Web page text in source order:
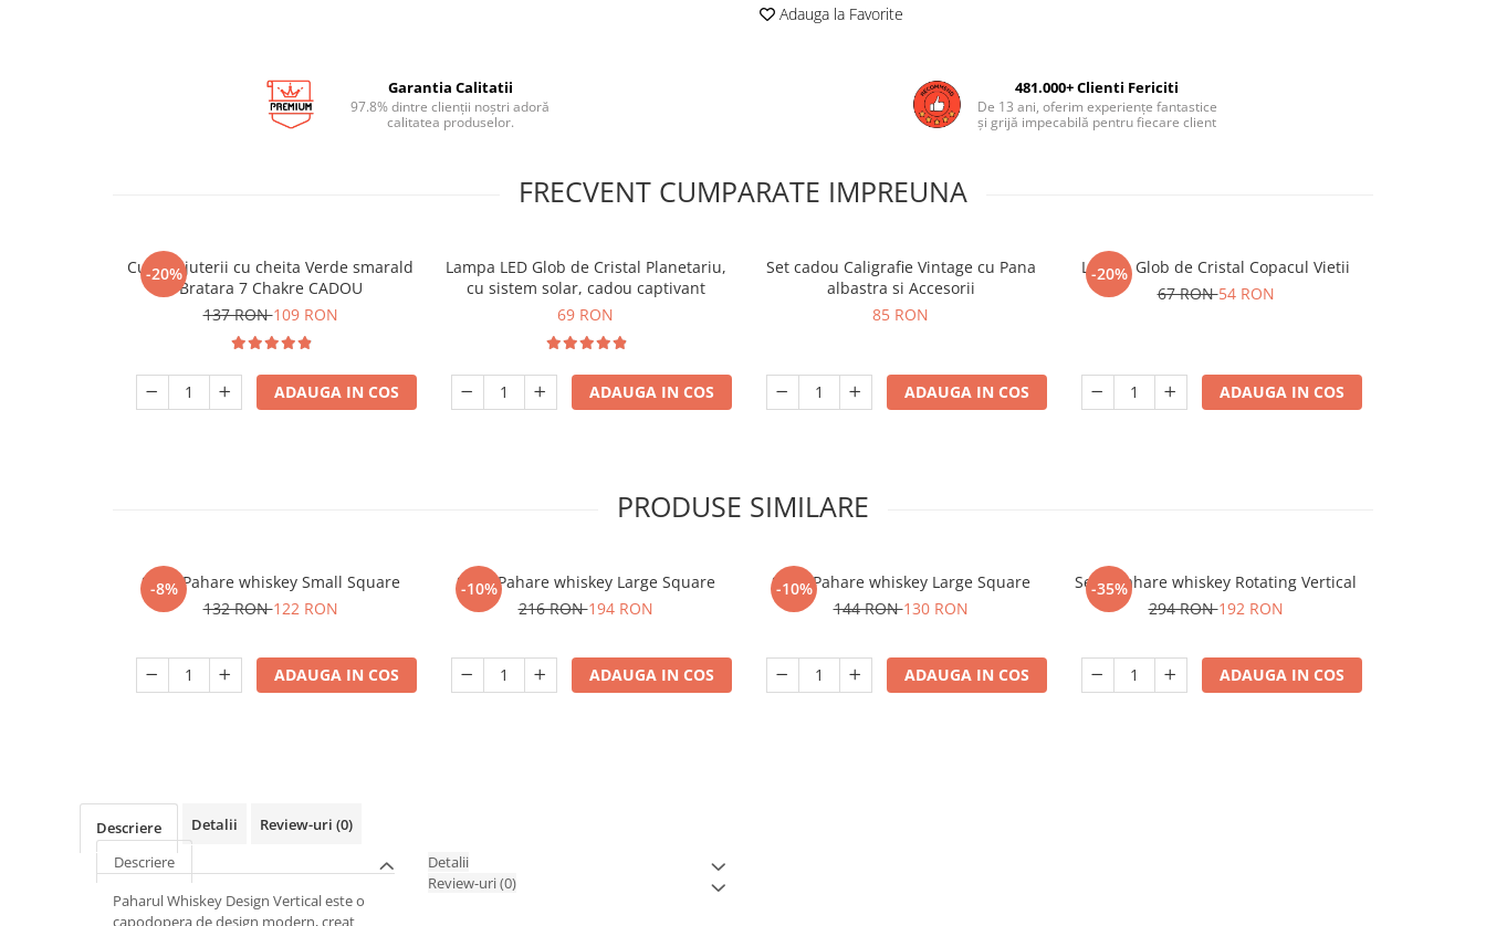
Adauga la Favorite
Garantia Calitatii
97.8% dintre clienții noștri adoră
calitatea produselor.
481.000+ Clienti Fericiti
De 13 ani, oferim experiențe fantastice
și grijă impecabilă pentru fiecare client
FRECVENT CUMPARATE IMPREUNA
-20%
Cutie bijuterii cu cheita Verde smarald
Bratara 7 Chakre CADOU
137 RON109 RON
ADAUGA IN COS
Lampa LED Glob de Cristal Planetariu,
cu sistem solar, cadou captivant
69 RON
ADAUGA IN COS
Set cadou Caligrafie Vintage cu Pana
albastra si Accesorii
85 RON
ADAUGA IN COS
-20%
Lampa Glob de Cristal Copacul Vietii
67 RON54 RON
ADAUGA IN COS
PRODUSE SIMILARE
-8%
Set 4 Pahare whiskey Small Square
132 RON122 RON
ADAUGA IN COS
-10%
Set 6 Pahare whiskey Large Square
216 RON194 RON
ADAUGA IN COS
-10%
Set 4 Pahare whiskey Large Square
144 RON130 RON
ADAUGA IN COS
-35%
Set 6 Pahare whiskey Rotating Vertical
294 RON192 RON
ADAUGA IN COS
Descriere Detalii Review-uri (0)
Descriere
Paharul Whiskey Design Vertical este o
capodopera de design modern, creat
Detalii
Review-uri(0)